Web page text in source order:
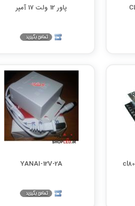
پاور 12 ولت 17 آمپر
YANAI-12V-2A